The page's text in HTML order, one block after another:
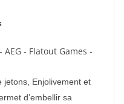
jetons, Enjolivement et
d’embellir sa